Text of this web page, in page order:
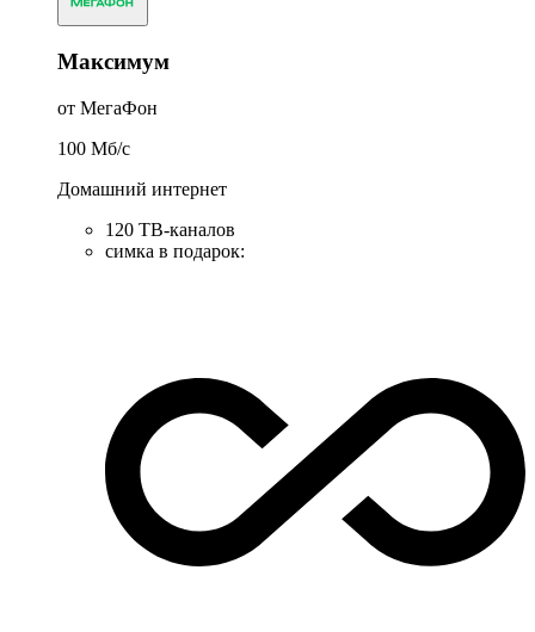
Максимум
от МегаФон
100 Мб/c
Домашний интернет
120 ТВ-каналов
симка в подарок: